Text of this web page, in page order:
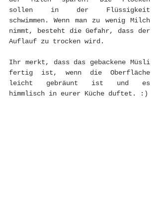
sollen in der Flüssigkeit
schwimmen. Wenn man zu wenig Milch
nimmt, besteht die Gefahr, dass der
Auflauf zu trocken wird.
Ihr merkt, dass das gebackene Müsli
fertig ist, wenn die Oberfläche
leicht gebräunt ist und es